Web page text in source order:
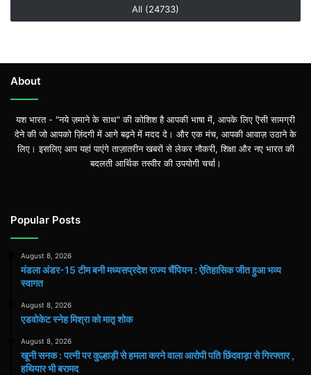
All (24733)
About
यश भारत - "नये ज़माने के साथ" की कोशिश है आपकी भाषा में, आपके लिए ऎसी सामग्री
देने की जो आपको ज़िंदगी में आगे बढ़ने में मदद दे। और एक मंच, आपकी आवाज़ उठाने के
लिए। इसलिए आप यहां पाएंगे ताज़ातरीन खबरों से लेकर नौकरी, शिक्षा और नए भारत की
बदलती आर्थिक तस्वीर की उपयोगी चर्चा।
Popular Posts
August 8, 2026
मंडला अंडर-15 टीम बनी मध्यसप्रदेश राज्य चैंपियन : ऐतिहासिक जीत हुआ भव्य
स्वागत
August 8, 2026
एडवोकेट स्नेह मिश्रा को मातृ शोक
August 8, 2026
खूनी सनक : पत्नी पर कुल्हाड़ी से हमला करने वाला आरोपी पति छिंदवाड़ा से गिरफ्तार ,
हथियार भी बरामद